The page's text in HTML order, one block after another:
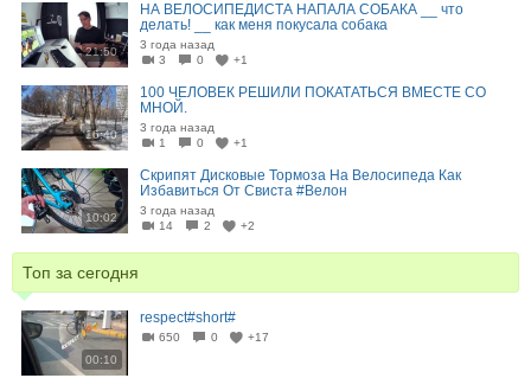
21:50
НА ВЕЛОСИПЕДИСТА НАПАЛА СОБАКА __ что
делать! __ как меня покусала собака
3 года назад
3
0 +1
16:40
100 ЧЕЛОВЕК РЕШИЛИ ПОКАТАТЬСЯ ВМЕСТЕ СО
МНОЙ.
3 года назад
1
0 +1
10:02
Скрипят Дисковые Тормоза На Велосипеда Как
Избавиться От Свиста #Велон
3 года назад
14
2 +2
Топ за сегодня
00:10
respect#short#
650 0 +17